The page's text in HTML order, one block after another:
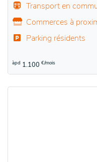
Transport en
Commerces à
Parking résidents
àpd 1.100 €/mois